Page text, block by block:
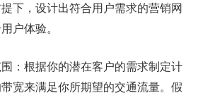
下，设计出符合用户需求的营销网
户体验。
：根据你的潜在客户的需求制定计
宽来满足你所期望的交通流量。假